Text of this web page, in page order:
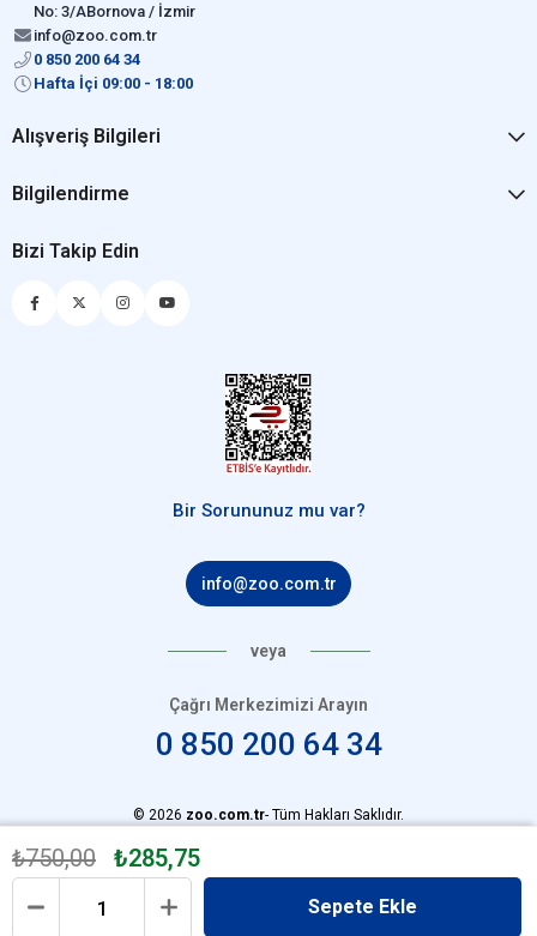
₺750,00 ₺285,75
No: 3/ABornova / İzmir
info@zoo.com.tr
0 850 200 64 34
Hafta İçi 09:00 - 18:00
Alışveriş Bilgileri
Bilgilendirme
Bizi Takip Edin
Bir Sorununuz mu var?
info@zoo.com.tr
veya
Çağrı Merkezimizi Arayın
0 850 200 64 34
© 2026 zoo.com.tr- Tüm Hakları Saklıdır.